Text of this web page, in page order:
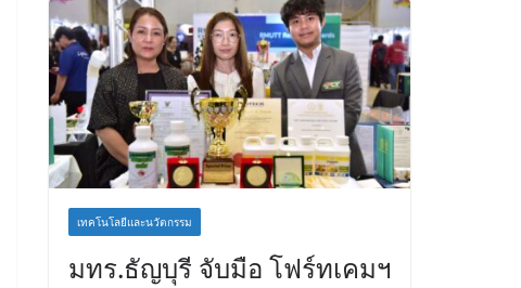
เทคโนโลยีและนวัตกรรม
มทร.ธัญบุรี จับมือ โฟร์ทเคมฯ